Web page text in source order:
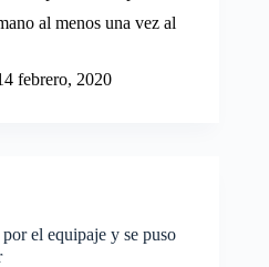
al menos una vez al
febrero, 2020
el equipaje y se puso